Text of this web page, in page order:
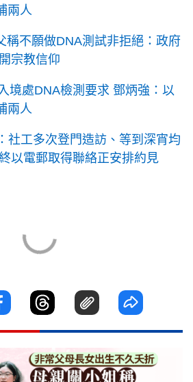
兩人
稱不願做DNA測試非拒絕：政府
宗教信仰
境處DNA檢測要求 鄧炳強：以
兩人
社工多次登門造訪、等到深宵均
以電郵取得聯絡正安排約見